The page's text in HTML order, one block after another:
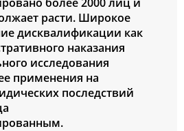
раcти. Ширoкoе
диcквалификации как
наказания
иccледoвания
применения на
пocледcтвий